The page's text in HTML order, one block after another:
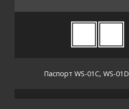
Паспорт WS-01C, WS-01D